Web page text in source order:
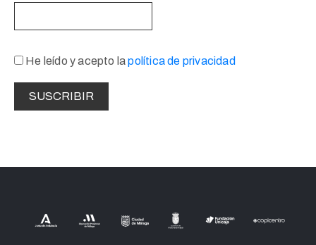
He leído y acepto lapolítica de privacidad